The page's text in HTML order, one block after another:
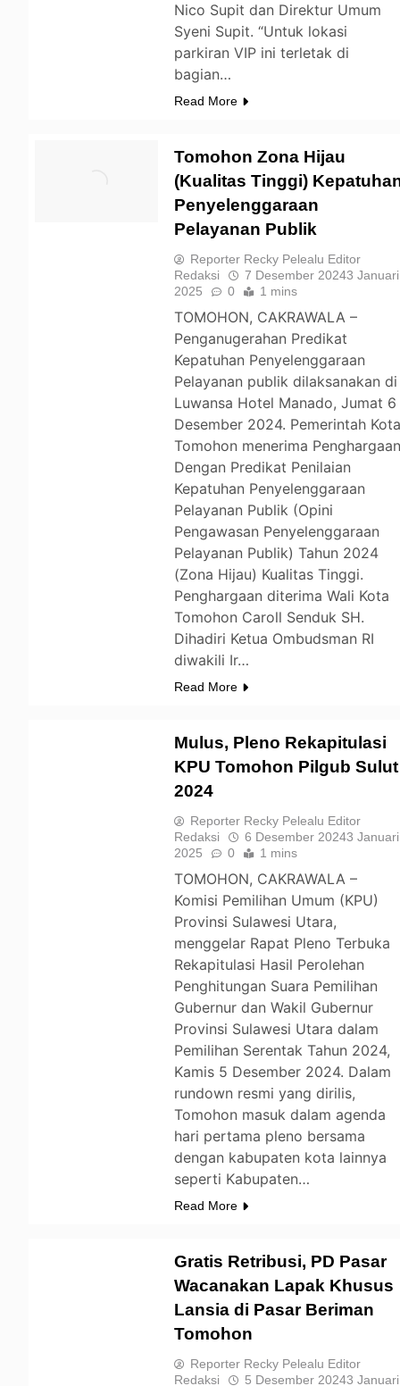
Nico Supit dan Direktur Umum
Syeni Supit. “Untuk lokasi
parkiran VIP ini terletak di
bagian…
Read More
Tomohon Zona Hijau
(Kualitas Tinggi)
Penyelenggaraan
Pelayanan Publik
Reporter Recky Pelealu Editor
Redaksi
7 Desember 20243 Januari
2025
0 1 mins
TOMOHON, CAKRAWALA –
Penganugerahan Predikat
Kepatuhan Penyelenggaraan
Pelayanan publik dilaksanakan di
Luwansa Hotel Manado, Jumat 6
Desember 2024. Pemerintah
Tomohon menerima
Dengan Predikat Penilaian
Kepatuhan Penyelenggaraan
Pelayanan Publik (Opini
Pengawasan Penyelenggaraan
Pelayanan Publik) Tahun 2024
(Zona Hijau) Kualitas Tinggi.
Penghargaan diterima Wali Kota
Tomohon Caroll Senduk SH.
Dihadiri Ketua Ombudsman RI
diwakili Ir…
Read More
Mulus, Pleno Rekapitulasi
KPU Tomohon Pilgub Sulut
2024
Reporter Recky Pelealu Editor
Redaksi
6 Desember 20243 Januari
2025
0 1 mins
TOMOHON, CAKRAWALA –
Komisi Pemilihan Umum (KPU)
Provinsi Sulawesi Utara,
menggelar Rapat Pleno Terbuka
Rekapitulasi Hasil Perolehan
Penghitungan Suara Pemilihan
Gubernur dan Wakil Gubernur
Provinsi Sulawesi Utara dalam
Pemilihan Serentak Tahun 2024,
Kamis 5 Desember 2024. Dalam
rundown resmi yang dirilis,
Tomohon masuk dalam agenda
hari pertama pleno bersama
dengan kabupaten kota lainnya
seperti Kabupaten…
Read More
Gratis Retribusi, PD Pasar
Wacanakan Lapak Khusus
Lansia di Pasar Beriman
Tomohon
Reporter Recky Pelealu Editor
Redaksi
5 Desember 20243 Januari